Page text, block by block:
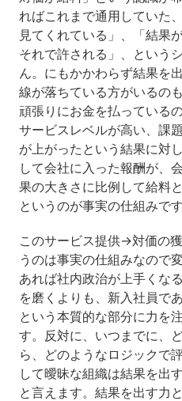
ればこれまで通用していた
見てくれている」、「結果
それで許される」、という
ん。にもかかわらず結果を
線が落ちている方がいるの
頑張りにお金を払っている
サービスレベルが高い、課
が上がったという結果に対
して会社に入った報酬が、
果の大きさに比例して給料
というのが事実の仕組みです
このサービス提供→対価の
うのは事実の仕組みなので
あれば社内政治が上手くな
を磨くよりも、新入社員で
という本質的な部分に力を
す。反対に、いつまでに、
ら、どのようなロジックで
して曖昧な組織は結果を出
と言えます。結果を出す力